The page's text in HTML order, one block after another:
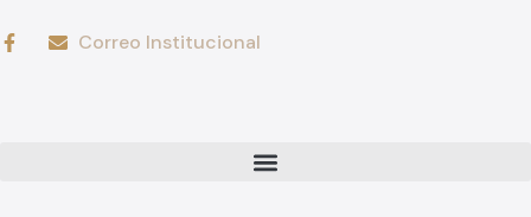
Correo Institucional